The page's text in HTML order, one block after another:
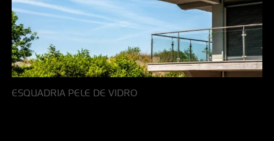
ESQUADRIA PELE DE VIDRO